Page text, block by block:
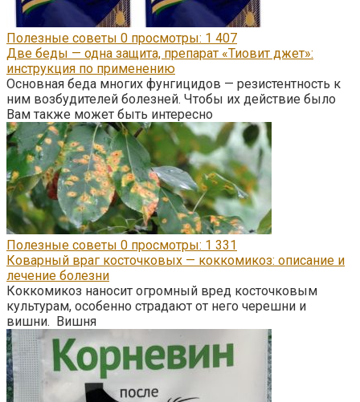
Полезные советы 0 просмотры: 1 407
Две беды — одна защита, препарат «Тиовит джет»:
инструкция по применению
Основная беда многих фунгицидов — резистентность к
ним возбудителей болезней. Чтобы их действие было
Вам также может быть интересно
Полезные советы 0 просмотры: 1 331
Коварный враг косточковых — коккомикоз: описание и
лечение болезни
Коккомикоз наносит огромный вред косточковым
культурам, особенно страдают от него черешни и
вишни. Вишня